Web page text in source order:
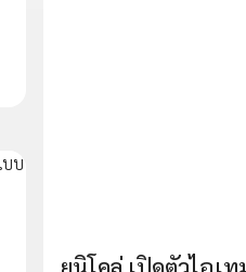
ยูนิโคล่ เปิดตัวไอเ